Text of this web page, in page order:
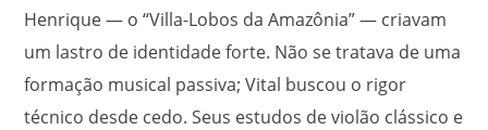
Henrique — o “Villa-Lobos da Amazônia” — criavam
um lastro de identidade forte. Não se tratava de uma
formação musical passiva; Vital buscou o rigor
técnico desde cedo. Seus estudos de violão clássico e